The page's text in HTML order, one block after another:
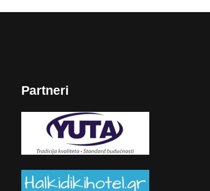
Partneri